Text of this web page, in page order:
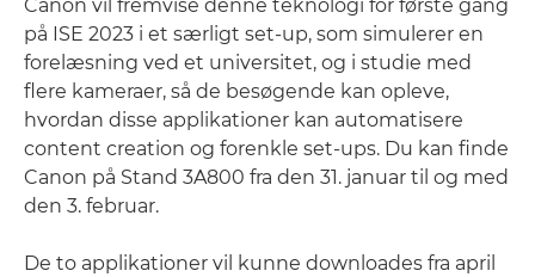
Canon vil fremvise denne teknologi for første gang
på ISE 2023 i et særligt set-up, som simulerer en
forelæsning ved et universitet, og i studie med
flere kameraer, så de besøgende kan opleve,
hvordan disse applikationer kan automatisere
content creation og forenkle set-ups. Du kan finde
Canon på Stand 3A800 fra den 31. januar til og med
den 3. februar.
De to applikationer vil kunne downloades fra april